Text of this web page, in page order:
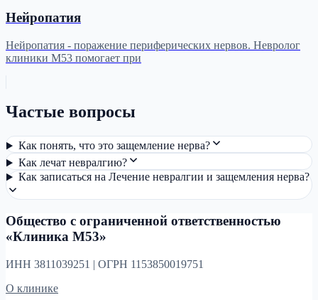
Нейропатия
Нейропатия - поражение периферических нервов. Невролог
клиники М53 помогает при
Частые вопросы
Как понять, что это защемление нерва?
Как лечат невралгию?
Как записаться на Лечение невралгии и защемления нерва?
Общество с ограниченной ответственностью
«Клиника М53»
ИНН 3811039251 | ОГРН 1153850019751
О клинике